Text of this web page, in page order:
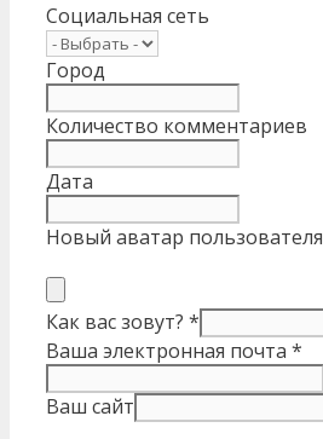
Социальная сеть
Город
Количество комментариев
Дата
Новый аватар пользователя
Как вас зовут? *
Ваша электронная почта *
Ваш сайт